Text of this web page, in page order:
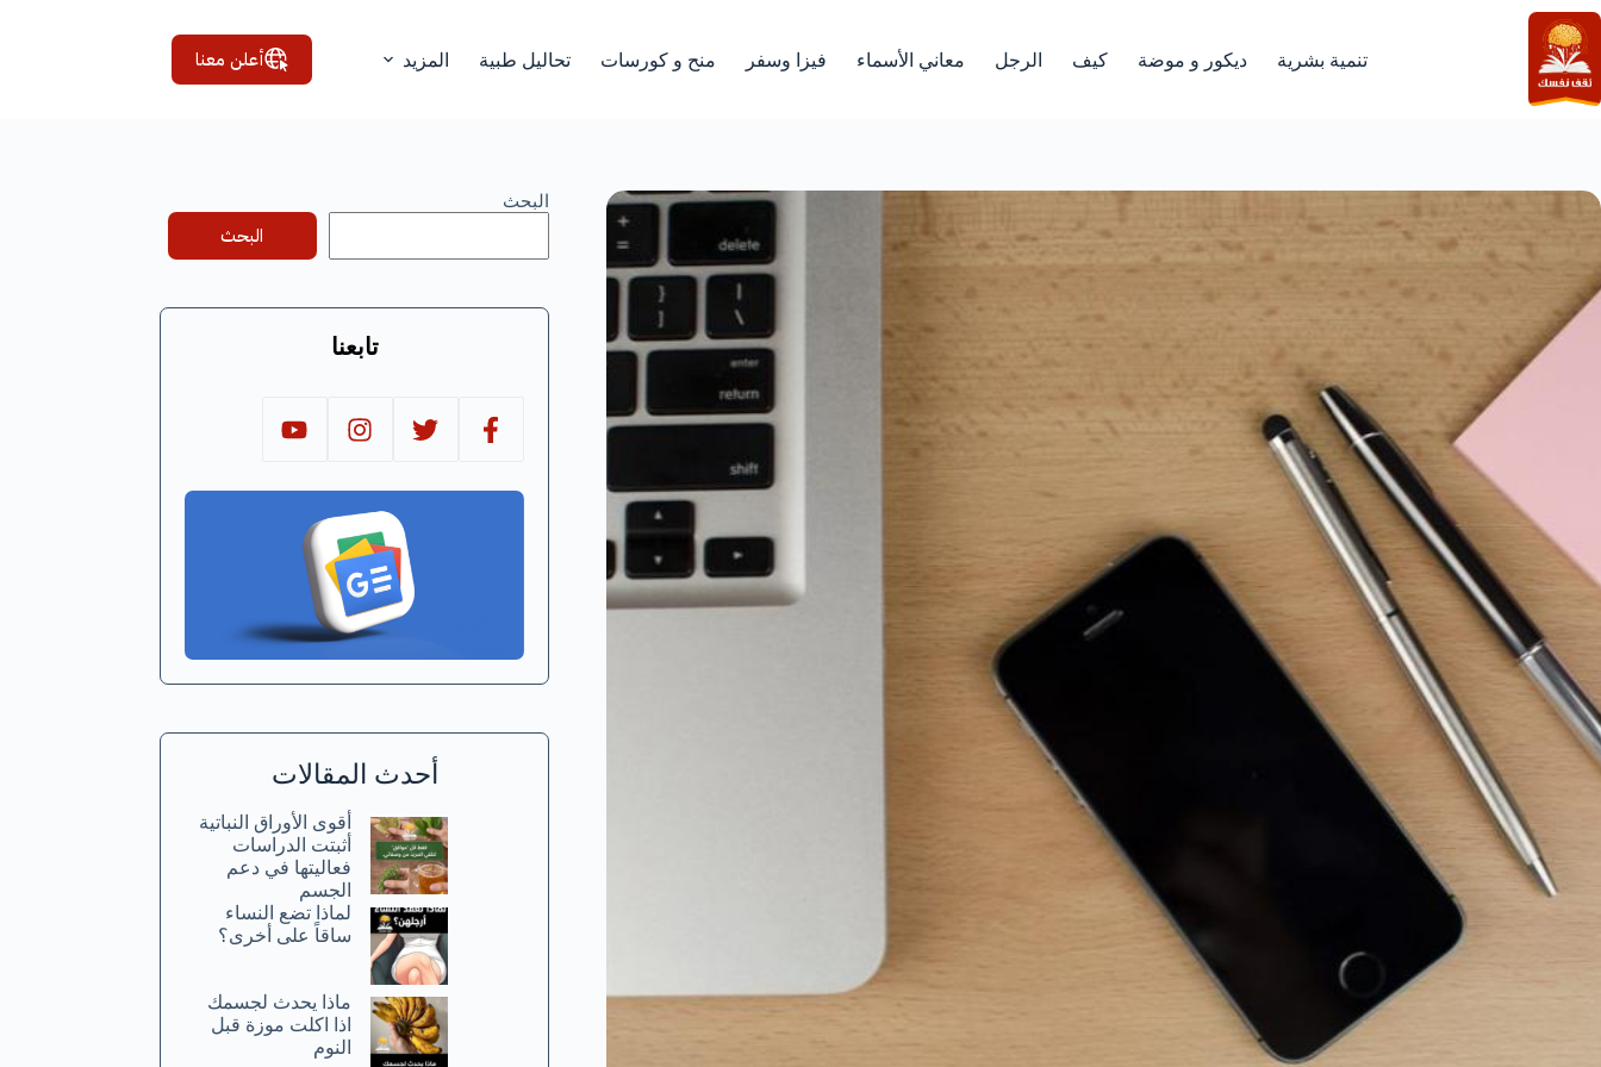
التجاوز
إلى
المحتوى
تنمية بشرية ديكور و موضة كيف الرجل معاني الأسماء فيزا وسفر منح و كورسات تحاليل طبية المزيد أعلن معنا
البحث
البحث
تابعنا
أحدث المقالات
أقوى الأوراق النباتية
أثبتت الدراسات
فعاليتها في دعم
الجسم
لماذا تضع النساء
ساقاً على أخرى؟
ماذا يحدث لجسمك
اذا اكلت موزة قبل
النوم